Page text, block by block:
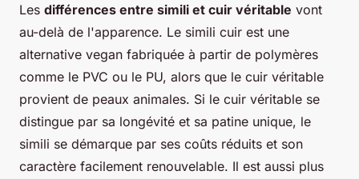
Les différences entre simili et cuir véritable vont
au-delà de l'apparence. Le simili cuir est une
alternative vegan fabriquée à partir de polymères
comme le PVC ou le PU, alors que le cuir véritable
provient de peaux animales. Si le cuir véritable se
distingue par sa longévité et sa patine unique, le
simili se démarque par ses coûts réduits et son
caractère facilement renouvelable. Il est aussi plus